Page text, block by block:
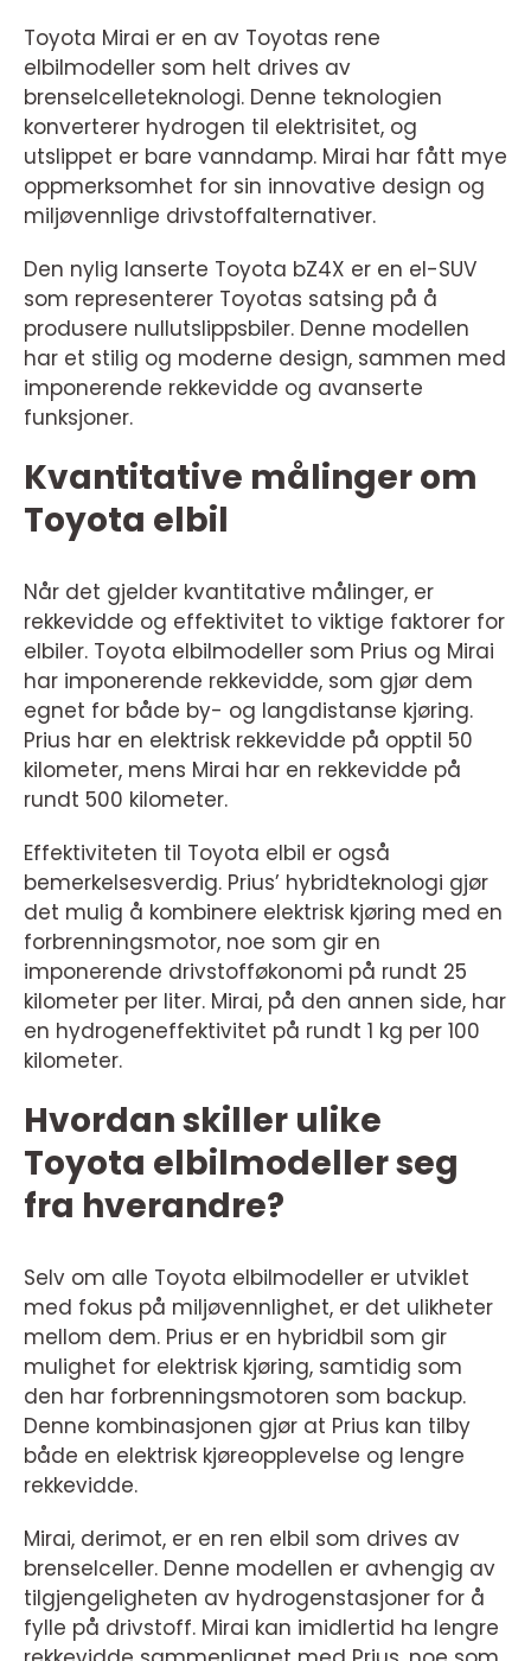
Toyota Mirai er en av Toyotas rene
elbilmodeller som helt drives av
brenselcelleteknologi. Denne teknologien
konverterer hydrogen til elektrisitet, og
utslippet er bare vanndamp. Mirai har fått mye
oppmerksomhet for sin innovative design og
miljøvennlige drivstoffalternativer.
Den nylig lanserte Toyota bZ4X er en el-SUV
som representerer Toyotas satsing på å
produsere nullutslippsbiler. Denne modellen
har et stilig og moderne design, sammen med
imponerende rekkevidde og avanserte
funksjoner.
Kvantitative målinger om
Toyota elbil
Når det gjelder kvantitative målinger, er
rekkevidde og effektivitet to viktige faktorer for
elbiler. Toyota elbilmodeller som Prius og Mirai
har imponerende rekkevidde, som gjør dem
egnet for både by- og langdistanse kjøring.
Prius har en elektrisk rekkevidde på opptil 50
kilometer, mens Mirai har en rekkevidde på
rundt 500 kilometer.
Effektiviteten til Toyota elbil er også
bemerkelsesverdig. Prius’ hybridteknologi gjør
det mulig å kombinere elektrisk kjøring med en
forbrenningsmotor, noe som gir en
imponerende drivstofføkonomi på rundt 25
kilometer per liter. Mirai, på den annen side, har
en hydrogeneffektivitet på rundt 1 kg per 100
kilometer.
Hvordan skiller ulike
Toyota elbilmodeller seg
fra hverandre?
Selv om alle Toyota elbilmodeller er utviklet
med fokus på miljøvennlighet, er det ulikheter
mellom dem. Prius er en hybridbil som gir
mulighet for elektrisk kjøring, samtidig som
den har forbrenningsmotoren som backup.
Denne kombinasjonen gjør at Prius kan tilby
både en elektrisk kjøreopplevelse og lengre
rekkevidde.
Mirai, derimot, er en ren elbil som drives av
brenselceller. Denne modellen er avhengig av
tilgjengeligheten av hydrogenstasjoner for å
fylle på drivstoff. Mirai kan imidlertid ha lengre